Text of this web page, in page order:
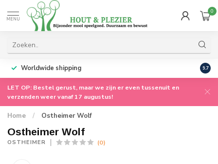
MENU
0
Worldwide shipping 9.7
LET OP: Bestel gerust, maar we zijn er even tussenuit en
verzenden weer vanaf 17 augustus!
Home / Ostheimer Wolf
Ostheimer Wolf
OSTHEIMER (0)